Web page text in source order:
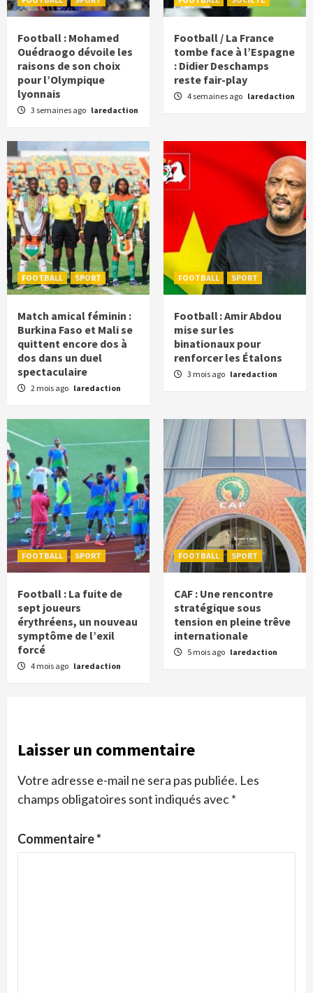
Football : Mohamed
Ouédraogo dévoile les
raisons de son choix
pour l’Olympique
lyonnais
3 semaines ago laredaction
Football / La France
tombe face à l’Espagne
: Didier Deschamps
reste fair-play
4 semaines ago laredaction
FOOTBALL SPORT
Match amical féminin :
Burkina Faso et Mali se
quittent encore dos à
dos dans un duel
spectaculaire
2 mois ago laredaction
FOOTBALL SPORT
Football : Amir Abdou
mise sur les
binationaux pour
renforcer les Étalons
3 mois ago laredaction
FOOTBALL SPORT
Football : La fuite de
sept joueurs
érythréens, un nouveau
symptôme de l’exil
forcé
4 mois ago laredaction
FOOTBALL SPORT
CAF : Une rencontre
stratégique sous
tension en pleine trêve
internationale
5 mois ago laredaction
Laisser un commentaire
Votre adresse e-mail ne sera pas publiée. Les
champs obligatoires sont indiqués avec*
Commentaire*